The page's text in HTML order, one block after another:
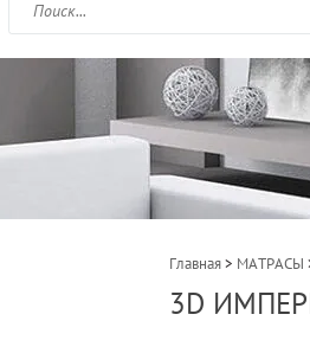
Главная > МАТРАСЫ
3D